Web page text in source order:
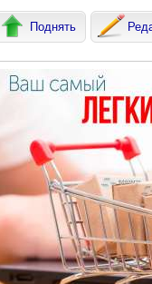
Поднять